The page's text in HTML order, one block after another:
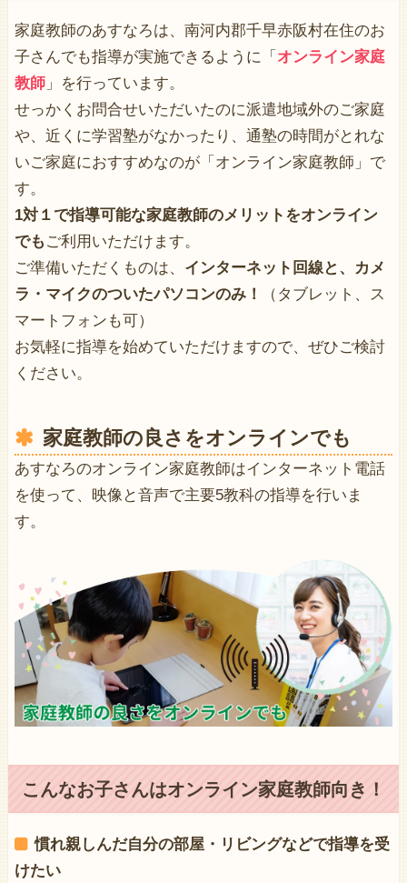
家庭教師のあすなろは、南河内郡千早赤阪村在住のお
子さんでも指導が実施できるように「 オンライン家庭
教師」を行っています。
せっかくお問合せいただいたのに派遣地域外のご家庭
や、近くに学習塾がなかったり、通塾の時間がとれな
いご家庭におすすめなのが「オンライン家庭教師」で
す。
1対１で指導可能な家庭教師のメリットをオンライン
でも ご利用いただけます。
ご準備いただくものは、 インターネット回線と、カメ
ラ・マイクのついたパソコンのみ！
（タブレット、ス
マートフォンも可）
お気軽に指導を始めていただけますので、ぜひご検討
ください。
家庭教師の良さをオンラインでも
あすなろのオンライン家庭教師はインターネット電話
を使って、映像と音声で主要5教科の指導を行いま
す。
こんなお子さんはオンライン家庭教師向き！
慣れ親しんだ自分の部屋・リビングなどで指導を受
けたい